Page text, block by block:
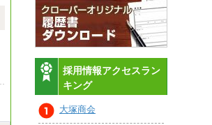
採用情報アクセスラン
キング
大塚商会